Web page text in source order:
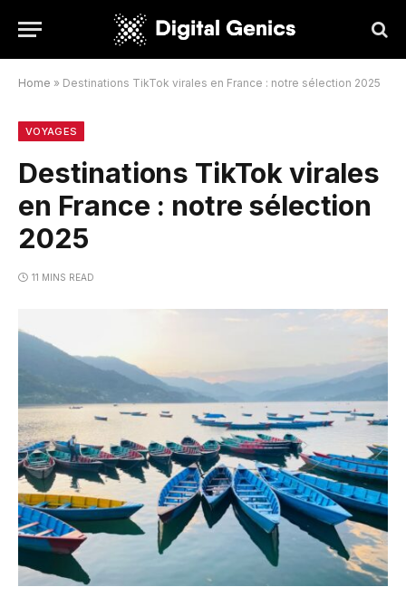
Home » Destinations TikTok virales en France : notre sélection 2025
VOYAGES
Destinations TikTok virales
en France : notre sélection
2025
11 MINS READ